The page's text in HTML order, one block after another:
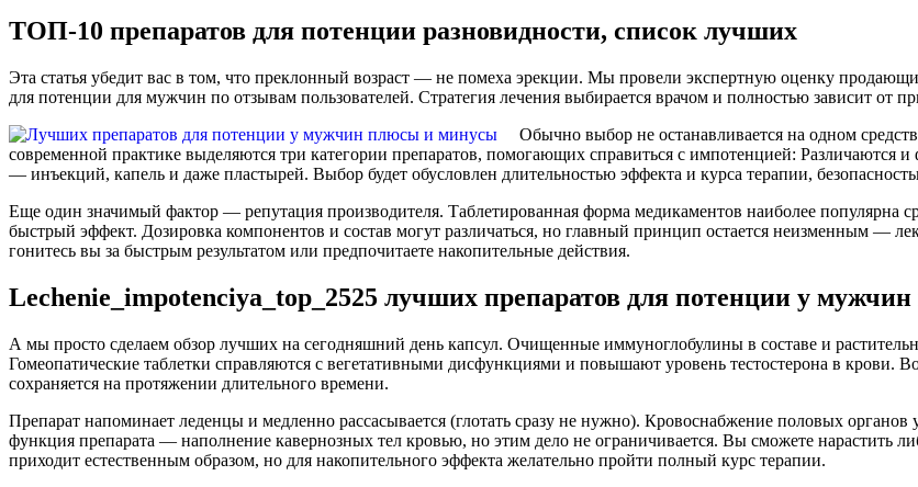
ТОП-10 препаратов для потенции разновидности, список лучших
Эта статья убедит вас в том, что преклонный возраст — не помеха эрекции. Мы провели экспертную оценку
для потенции для мужчин по отзывам пользователей. Стратегия лечения выбирается врачом и полностью зависит
Обычно выбор не останавливается на одном
современной практике выделяются три категории препаратов, помогающих справиться с импотенцией: Различаются
— инъекций, капель и даже пластырей. Выбор будет обусловлен длительностью эффекта и курса терапии,
Еще один значимый фактор — репутация производителя. Таблетированная форма медикаментов наиболее
быстрый эффект. Дозировка компонентов и состав могут различаться, но главный принцип остается неизменным —
гонитесь вы за быстрым результатом или предпочитаете накопительные действия.
Lechenie_impotenciya_top_2525 лучших препаратов для потенции у
А мы просто сделаем обзор лучших на сегодняшний день капсул. Очищенные иммуноглобулины в составе и
Гомеопатические таблетки справляются с вегетативными дисфункциями и повышают уровень тестостерона в крови.
сохраняется на протяжении длительного времени.
Препарат напоминает леденцы и медленно рассасывается (глотать сразу не нужно). Кровоснабжение половых органов
функция препарата — наполнение кавернозных тел кровью, но этим дело не ограничивается. Вы сможете нарастить
приходит естественным образом, но для накопительного эффекта желательно пройти полный курс терапии.